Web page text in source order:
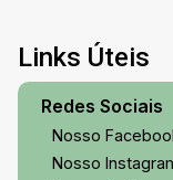
Links Úteis
Redes Sociais
Nosso
Nosso